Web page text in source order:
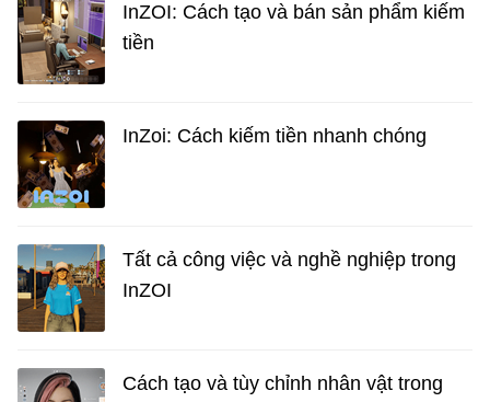
InZOI: Cách tạo và bán sản phẩm kiếm
tiền
InZoi: Cách kiếm tiền nhanh chóng
Tất cả công việc và nghề nghiệp trong
InZOI
Cách tạo và tùy chỉnh nhân vật trong